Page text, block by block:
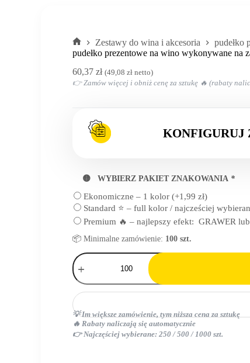
Strona
Zestawy do wina i akcesoria
pudełko
pudełko prezentowe na wino wykonywane na
60,37 zł (49,08 złnetto)
👉 Zamów więcej i obniż cenę za sztukę 🔥 (rabaty
🟡 WYBIERZ PAKIET ZNAKOWANIA *
Ekonomiczne – 1 kolor (+1,99 zł)
Standard ⭐ – full kolor / najcześciej
Premium 🔥 – najlepszy efekt: GRAWER
📦 Minimalne zamówienie: 100 szt.
ilość
pudełko
prezentowe
wino
wykonywane
na
zamówienie
💡 Im większe zamówienie, tym niższa cena za sztukę
🔥 Rabaty naliczają się automatycznie
👉 Najczęściej wybierane: 250 / 500 / 1000 szt.